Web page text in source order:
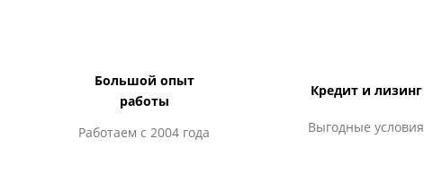
Большой опыт
работы
Работаем с 2004 года
Кредит и лизинг
Выгодные условия